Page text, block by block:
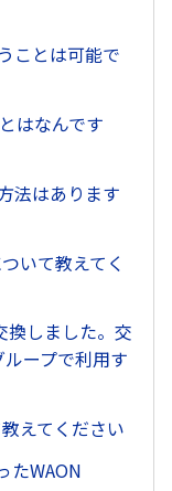
ことは可能で
はなんです
法はあります
いて教えてく
換しました。交
ープで利用す
えてください
たWAON